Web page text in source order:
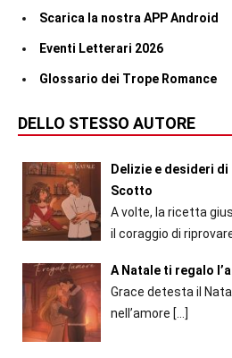
Scarica la nostra APP Android
Eventi Letterari 2026
Glossario dei Trope Romance
DELLO STESSO AUTORE
Delizie e desideri
Scotto
A volte, la ricetta
il coraggio di
A Natale ti regalo
Grace detesta il
nell’amore […]